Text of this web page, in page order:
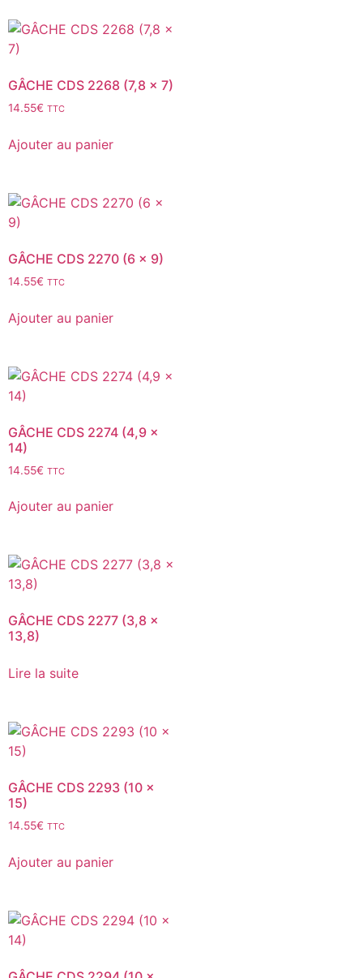
GÂCHE CDS 2268 (7,8 x 7)
14.55€ TTC
Ajouter au panier
GÂCHE CDS 2270 (6 x 9)
14.55€ TTC
Ajouter au panier
GÂCHE CDS 2274 (4,9 x
14)
14.55€ TTC
Ajouter au panier
GÂCHE CDS 2277 (3,8 x
13,8)
Lire la suite
GÂCHE CDS 2293 (10 x
15)
14.55€ TTC
Ajouter au panier